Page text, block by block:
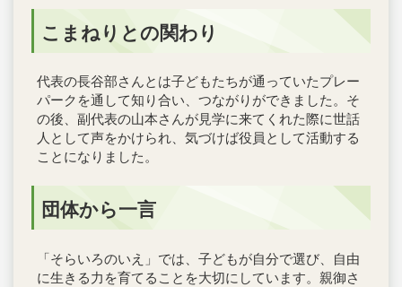
こまねりとの関わり
代表の長谷部さんとは子どもたちが通っていたプレー
パークを通して知り合い、つながりができました。そ
の後、副代表の山本さんが見学に来てくれた際に世話
人として声をかけられ、気づけば役員として活動する
ことになりました。
団体から一言
「そらいろのいえ」では、子どもが自分で選び、自由
に生きる力を育てることを大切にしています。親御さ